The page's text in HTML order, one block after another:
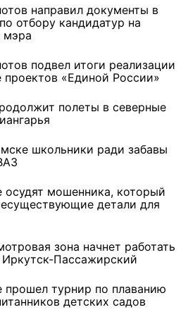
направил документы в
отбору кандидатур на
мэра
подвел итоги реализации
проектов «Единой России»
полеты в северные
школьники ради забавы
осудят мошенника, который
детали для
зона начнет работать
Иркутск-Пассажирский
прошел турнир по плаванию
детских садов